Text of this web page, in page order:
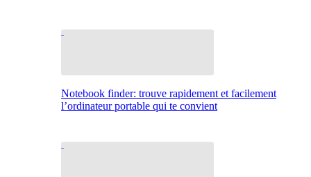
Notebook finder: trouve rapidement et facilement
l’ordinateur portable qui te convient